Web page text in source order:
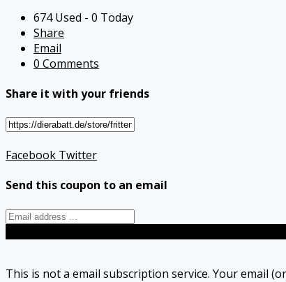
674 Used - 0 Today
Share
Email
0 Comments
Share it with your friends
Facebook Twitter
Send this coupon to an email
This is not a email subscription service. Your email